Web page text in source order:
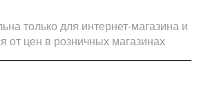
только для интернет-магазина и
от цен в розничных магазинах